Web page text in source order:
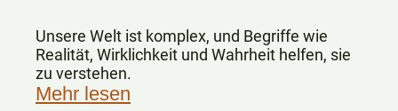
Unsere Welt ist komplex, und Begriffe wie
Realität, Wirklichkeit und Wahrheit helfen, sie
zu verstehen.
Mehr lesen